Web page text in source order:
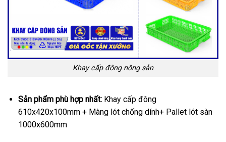
Khay cấp đông nông sản
Sản phẩm phù hợp nhất:Khay cấp đông
610x420x100mm + Màng lót chống dính+ Pallet lót sàn
1000x600mm